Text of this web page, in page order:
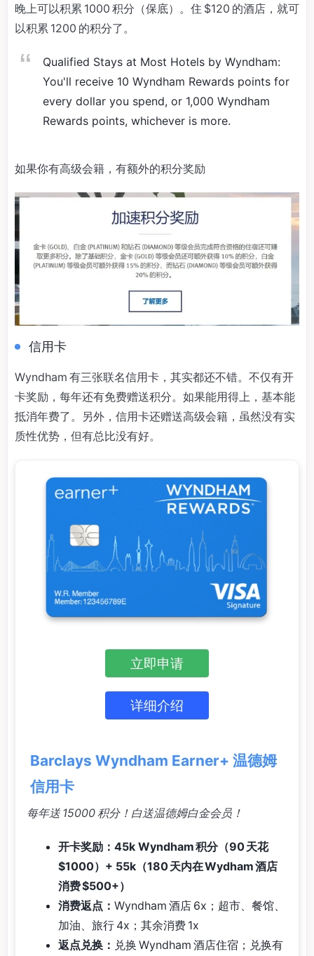
晚上可以积累 1000 积分（保底）。住 $120 的酒店，就可
以积累 1200 的积分了。
Qualified Stays at Most Hotels by Wyndham:
You'll receive 10 Wyndham Rewards points for
every dollar you spend, or 1,000 Wyndham
Rewards points, whichever is more.
如果你有高级会籍，有额外的积分奖励
信用卡
Wyndham 有三张联名信用卡，其实都还不错。不仅有开
卡奖励，每年还有免费赠送积分。如果能用得上，基本能
抵消年费了。另外，信用卡还赠送高级会籍，虽然没有实
质性优势，但有总比没有好。
立即申请
详细介绍
Barclays Wyndham Earner+ 温德姆
信用卡
每年送 15000 积分！白送温德姆白金会员！
开卡奖励：45k Wyndham 积分（90 天花
$1000）+ 55k（180 天内在 Wydham 酒店
消费 $500+）
消费返点： Wyndham 酒店 6x；超市、餐馆、
加油、旅行 4x；其余消费 1x
返点兑换： 兑换 Wyndham 酒店住宿；兑换有